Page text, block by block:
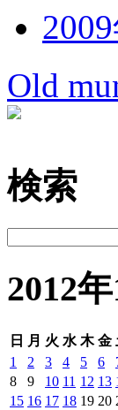
Old
検索
2012年
日 月 火 水 木 金
1
2 3 4 5 6
8
9 10 11 12 13
15 16 17 18 19 20